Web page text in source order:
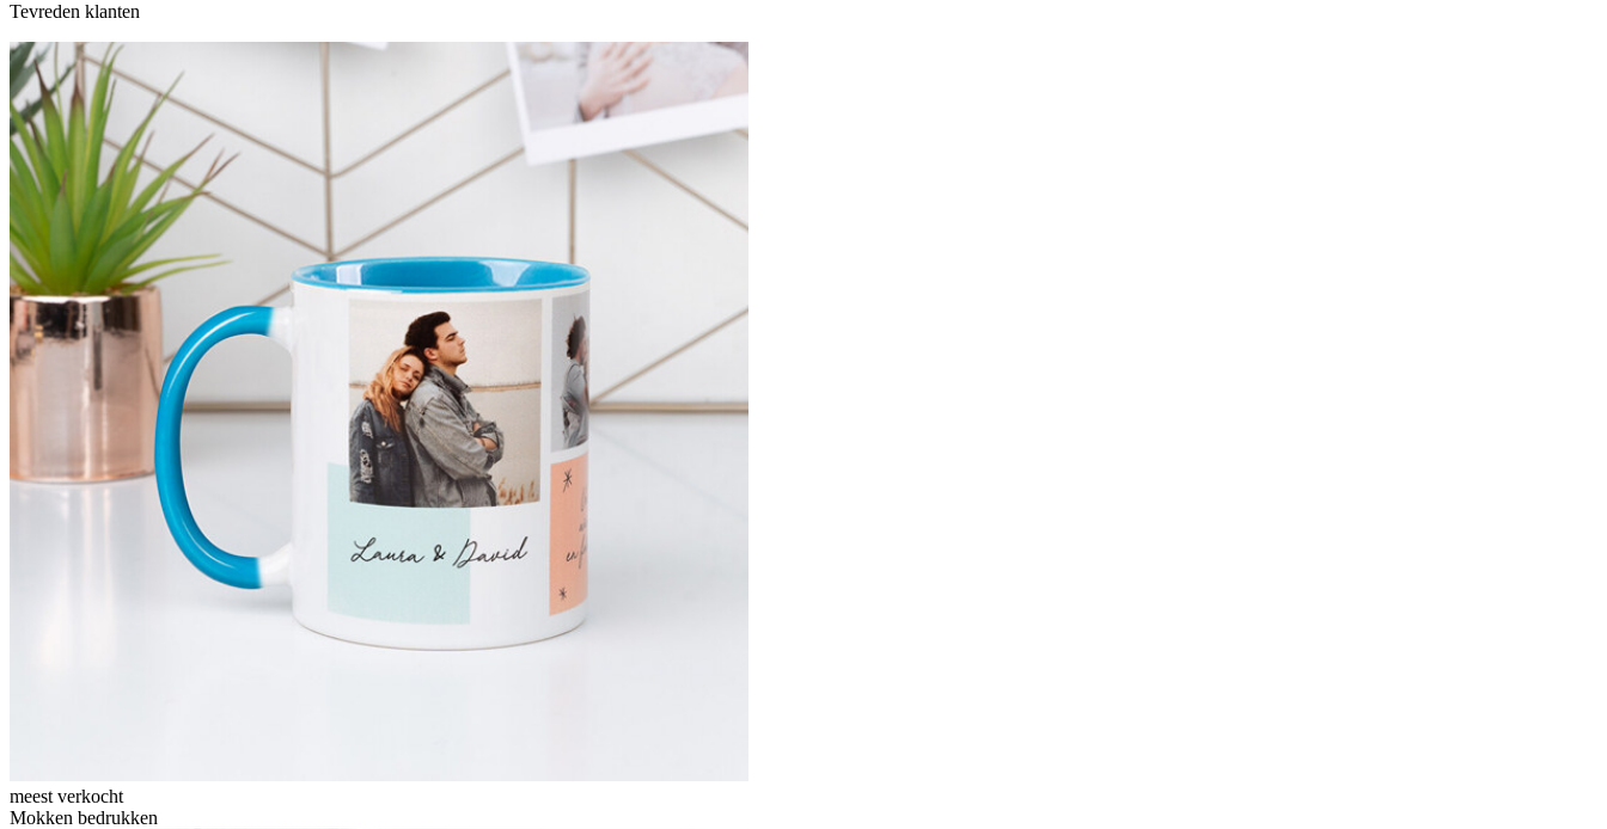
Tevreden klanten
meest verkocht
Mokken bedrukken